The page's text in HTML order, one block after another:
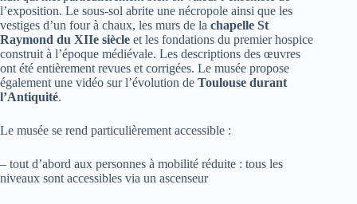
l’exposition. Le sous-sol abrite une nécropole ainsi que les
vestiges d’un four à chaux, les murs de la chapelle St
Raymond du XIIe siècle et les fondations du premier hospice
construit à l’époque médiévale. Les descriptions des œuvres
ont été entièrement revues et corrigées. Le musée propose
également une vidéo sur l’évolution de Toulouse durant
l’Antiquité.
Le musée se rend particulièrement accessible :
– tout d’abord aux personnes à mobilité réduite : tous les
niveaux sont accessibles via un ascenseur